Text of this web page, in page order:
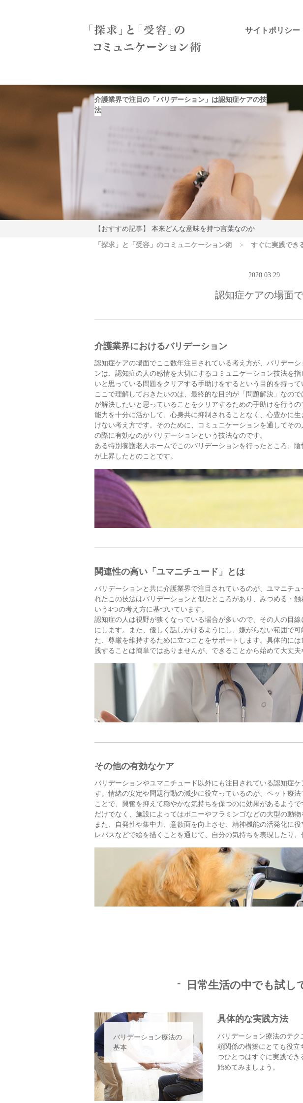
サイトポリシー
介護業界で注目の「バリデーション」は認知症ケアの技
法
【おすすめ記事】 本来どんな意味を持つ言葉なのか
「探求」と「受容」のコミュニケーション術 > すぐに実践でき
2020.03.29
認知症ケアの場面
介護業界におけるバリデーション
認知症ケアの場面でここ数年注目されている考え方が、バリデー
ンは、認知症の人の感情を大切にするコミュニケーション技法を
いと思っている問題をクリアする手助けをするという目的を持って
ここで理解しておきたいのは、最終的な目的が「問題解決」なの
が解決したいと思っていることをクリアするための手助けを行う
能力を十分に活かして、心身共に抑制されることなく、心豊かに
けない考え方です。そのために、コミュニケーションを通してそ
の際に有効なのがバリデーションという技法なのです。
ある特別養護老人ホームでこのバリデーションを行ったところ、
が上昇したとのことです。
関連性の高い「ユマニチュード」とは
バリデーションと共に介護業界で注目されているのが、ユマニチ
れたこの技法はバリデーションと似たところがあり、みつめる・
いう4つの考え方に基づいています。
認知症の人は視野が狭くなっている場合が多いので、その人の目
にします。また、優しく話しかけるようにし、嫌がらない範囲で
た、尊厳を維持するために立つことをサポートします。具体的に
践することは簡単ではありませんが、できることから始めて大丈夫
その他の有効なケア
バリデーションやユマニチュード以外にも注目されている認知症
す。情緒の安定や問題行動の減少に役立っているのが、ペット療
ことで、興奮を抑えて穏やかな気持ちを保つのに効果があるよう
だけでなく、施設によってはポニーやフラミンゴなどの大型の動物
また、自発性や集中力、意欲面を向上させ、精神機能の活発化に
レパスなどで絵を描くことを通じて、自分の気持ちを表現したり、
日常生活の中でも試し
バリデーション療法の
基本
具体的な実践方法
バリデーション療法のテ
頼関係の構築にとても役立
つひとつはすぐに実践でき
始めてみましょう。